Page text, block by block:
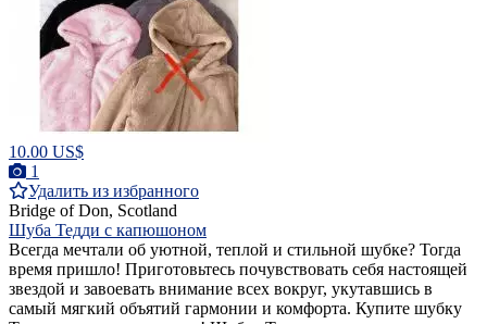
10.00 US$
1
Удалить из избранного
Bridge of Don, Scotland
Шуба Тедди с капюшоном
Всегда мечтали об уютной, теплой и стильной шубке? Тогда
время пришло! Приготовьтесь почувствовать себя настоящей
звездой и завоевать внимание всех вокруг, укутавшись в
самый мягкий объятий гармонии и комфорта. Купите шубку